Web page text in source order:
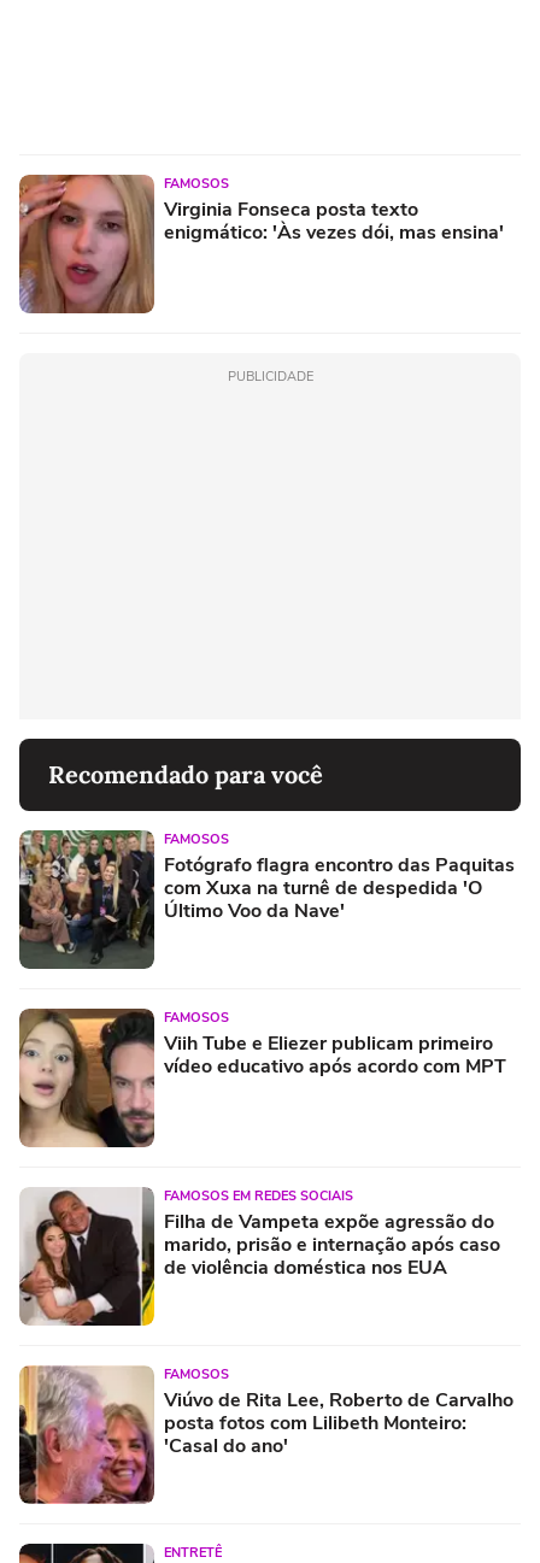
FAMOSOS
Virginia Fonseca posta texto
enigmático: 'Às vezes dói, mas ensina'
PUBLICIDADE
Recomendado para você
FAMOSOS
Fotógrafo flagra encontro das Paquitas
com Xuxa na turnê de despedida 'O
Último Voo da Nave'
FAMOSOS
Viih Tube e Eliezer publicam primeiro
vídeo educativo após acordo com MPT
FAMOSOS EM REDES SOCIAIS
Filha de Vampeta expõe agressão do
marido, prisão e internação após caso
de violência doméstica nos EUA
FAMOSOS
Viúvo de Rita Lee, Roberto de Carvalho
posta fotos com Lilibeth Monteiro:
'Casal do ano'
ENTRETÊ